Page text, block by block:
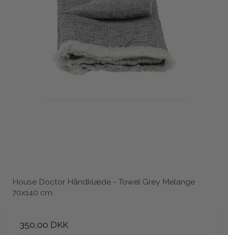
House Doctor Håndklæde - Towel Grey Melange
70x140 cm.
350,00 DKK